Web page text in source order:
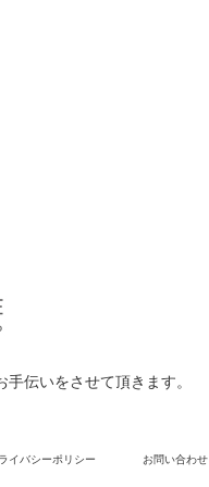
伝いをさせて頂きます。
イバシーポリシー お問い合わせ